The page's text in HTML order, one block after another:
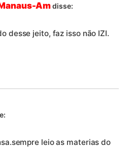
Amdisse:
desse jeito, faz isso não IZI.
leio as materias do